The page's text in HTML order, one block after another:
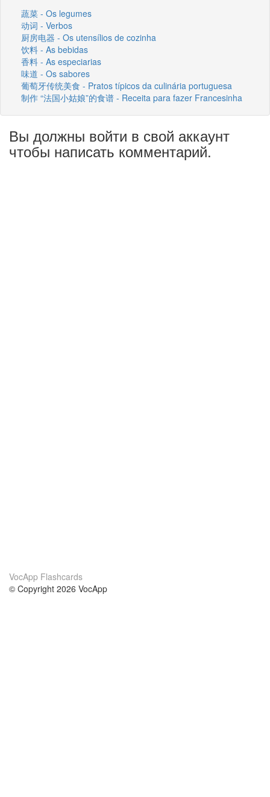
蔬菜 - Os legumes
动词 - Verbos
厨房电器 - Os utensílios de cozinha
饮料 - As bebidas
香料 - As especiarias
味道 - Os sabores
葡萄牙传统美食 - Pratos típicos da culinária portuguesa
制作 “法国小姑娘”的食谱 - Receita para fazer Francesinha
Вы должны войти в свой аккаунт
чтобы написать комментарий.
VocApp Flashcards
© Copyright 2026 VocApp